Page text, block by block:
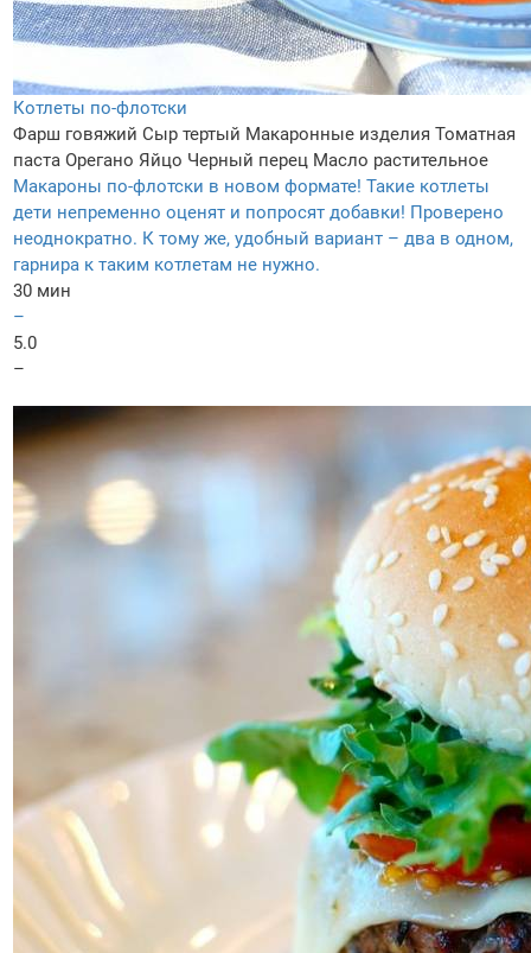
Котлеты по-флотски
Фарш говяжий Сыр тертый Макаронные изделия Томатная
паста Орегано Яйцо Черный перец Масло растительное
Макароны по-флотски в новом формате! Такие котлеты
дети непременно оценят и попросят добавки! Проверено
неоднократно. К тому же, удобный вариант – два в одном,
гарнира к таким котлетам не нужно.
30 мин
–
5.0
–